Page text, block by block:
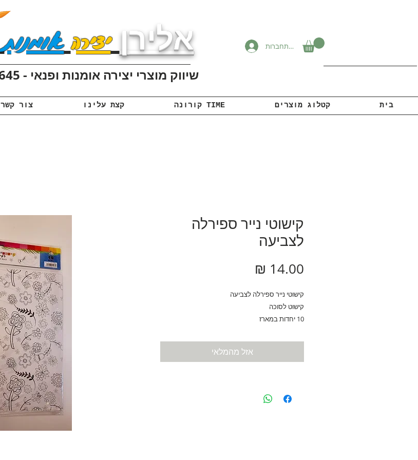
אלירן יצירהאומנות
שיווק מוצרי יצירה אומנות ופנאי - 074-7361645
להתחברות
צור קשר קצת עלינו קורונה TIME קטלוג מוצרים בית
קישוטי נייר ספירלה
לצביעה
קישוטי נייר ספירלה לצביעה
קישוט לסוכה
10 יחדות במארז
אזל מהמלאי